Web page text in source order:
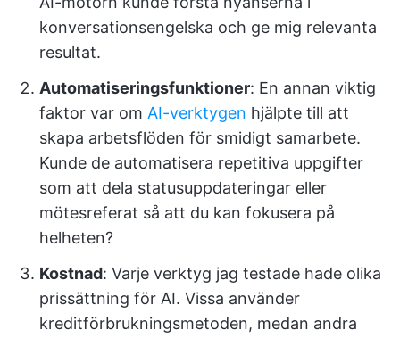
konversationsengelska och ge mig relevanta
resultat.
Automatiseringsfunktioner: En annan viktig
faktor var om AI-verktygen hjälpte till att
skapa arbetsflöden för smidigt samarbete.
Kunde de automatisera repetitiva uppgifter
som att dela statusuppdateringar eller
mötesreferat så att du kan fokusera på
helheten?
Kostnad: Varje verktyg jag testade hade olika
prissättning för AI. Vissa använder
kreditförbrukningsmetoden, medan andra